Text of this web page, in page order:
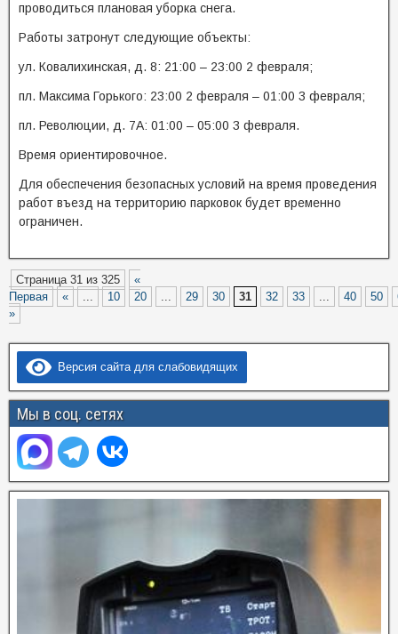
проводиться плановая уборка снега.
Работы затронут следующие объекты:
ул. Ковалихинская, д. 8: 21:00 – 23:00 2 февраля;
пл. Максима Горького: 23:00 2 февраля – 01:00 3 февраля;
пл. Революции, д. 7А: 01:00 – 05:00 3 февраля.
Время ориентировочное.
Для обеспечения безопасных условий на время проведения
работ въезд на территорию парковок будет временно
ограничен.
Страница 31 из 325
«
Первая
« ... 10 20 ... 29 30 31 32 33 ... 40 50
»
Версия сайта для слабовидящих
Мы в соц. сетях